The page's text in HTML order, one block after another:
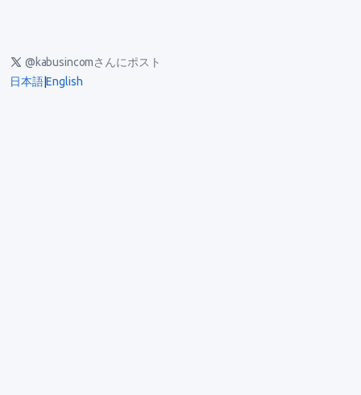
@kabusincomさんにポスト
日本語|English